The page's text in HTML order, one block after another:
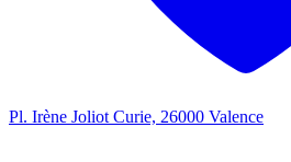
Pl. Irène Joliot Curie, 26000 Valence